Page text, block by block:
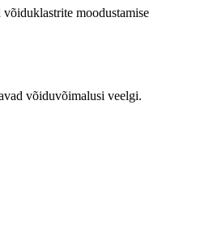
moodustamise
võiduvõimalusi veelgi.